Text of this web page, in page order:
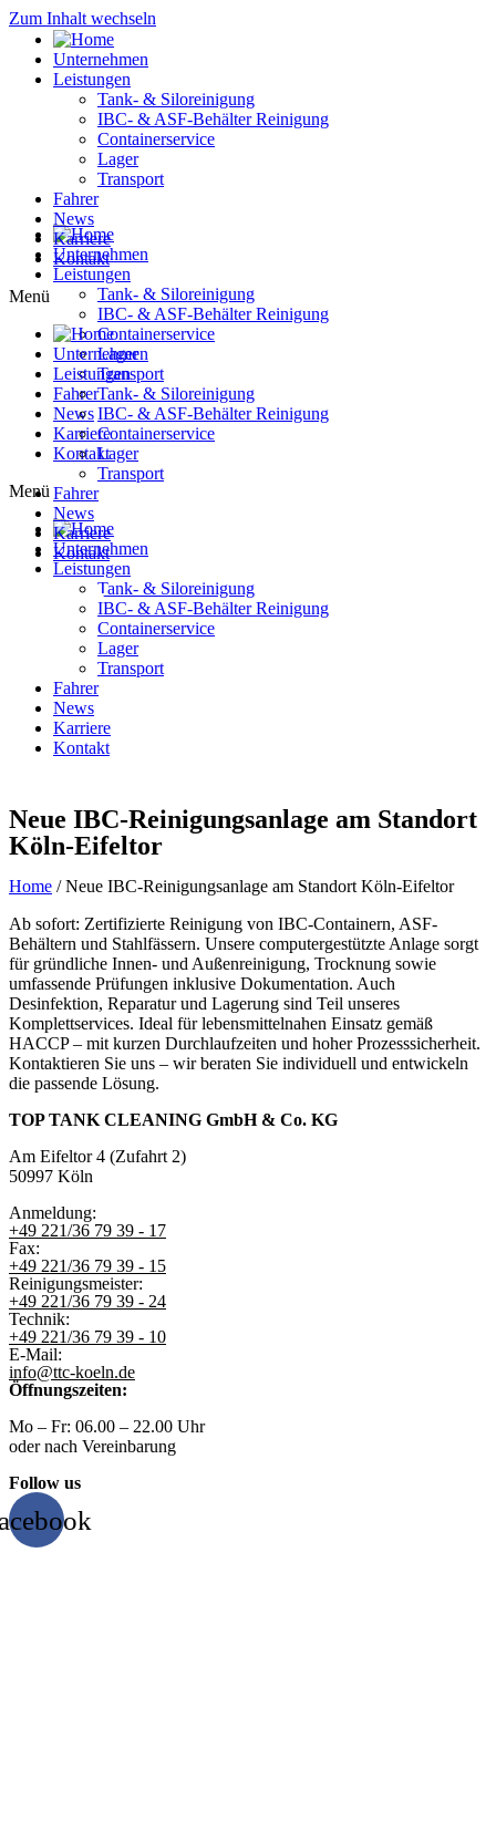
Zum Inhalt wechseln
Unternehmen
Leistungen
Tank- & Siloreinigung
IBC- & ASF-Behälter Reinigung
Containerservice
Lager
Transport
Fahrer
News
Karriere
Kontakt
Menü
Unternehmen
Leistungen
Tank- & Siloreinigung
IBC- & ASF-Behälter Reinigung
Containerservice
Lager
Transport
Fahrer
News
Karriere
Kontakt
Unternehmen
Leistungen
Tank- & Siloreinigung
IBC- & ASF-Behälter Reinigung
Containerservice
Lager
Transport
Fahrer
News
Karriere
Kontakt
Menü
Unternehmen
Leistungen
Tank- & Siloreinigung
IBC- & ASF-Behälter Reinigung
Containerservice
Lager
Transport
Fahrer
News
Karriere
Kontakt
Neue IBC-Reinigungsanlage am Standort
Köln-Eifeltor
Home /Neue IBC-Reinigungsanlage am Standort Köln-Eifeltor
Ab sofort: Zertifizierte Reinigung von IBC-Containern, ASF-
Behältern und Stahlfässern. Unsere computergestützte Anlage sorgt
für gründliche Innen- und Außenreinigung, Trocknung sowie
umfassende Prüfungen inklusive Dokumentation. Auch
Desinfektion, Reparatur und Lagerung sind Teil unseres
Komplettservices. Ideal für lebensmittelnahen Einsatz gemäß
HACCP – mit kurzen Durchlaufzeiten und hoher Prozesssicherheit.
Kontaktieren Sie uns – wir beraten Sie individuell und entwickeln
die passende Lösung.
TOP TANK CLEANING GmbH & Co. KG
Am Eifeltor 4 (Zufahrt 2)
50997 Köln
Anmeldung:
+49 221/36 79 39 - 17
Fax:
+49 221/36 79 39 - 15
Reinigungsmeister:
+49 221/36 79 39 - 24
Technik:
+49 221/36 79 39 - 10
E-Mail:
info@ttc-koeln.de
Öffnungszeiten:
Mo – Fr: 06.00 – 22.00 Uhr
oder nach Vereinbarung
Follow us